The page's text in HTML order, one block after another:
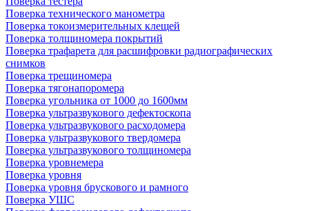
Поверка технического манометра
Поверка токоизмерительных клещей
Поверка толщиномера покрытий
Поверка трафарета для расшифровки радиографических
снимков
Поверка трещиномера
Поверка тягонапоромера
Поверка угольника от 1000 до 1600мм
Поверка ультразвукового дефектоскопа
Поверка ультразвукового расходомера
Поверка ультразвукового твердомера
Поверка ультразвукового толщиномера
Поверка уровнемера
Поверка уровня
Поверка уровня брускового и рамного
Поверка УШС